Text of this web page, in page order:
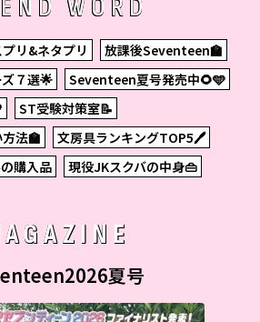
WORD
リ&ネタプリ
放課後Seventeen🏫
７選🌟
Seventeen夏号発売中🌻🩵
ST受験対策室📝
法🏫
文房具ランキングTOP5🖊
購入品
現役JKスクバの中身👜
夏号